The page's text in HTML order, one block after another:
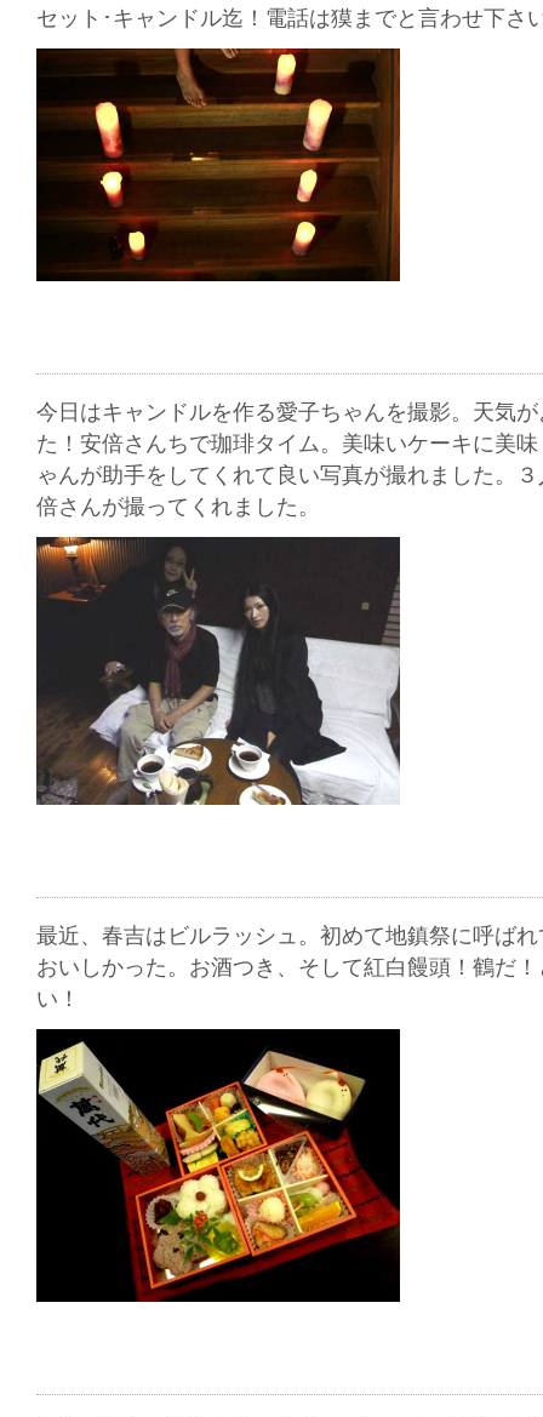
セット･キャンドル迄！電話は獏までと言わせ下さ
今日はキャンドルを作る愛子ちゃんを撮影。天気
た！安倍さんちで珈琲タイム。美味いケーキに美
ゃんが助手をしてくれて良い写真が撮れました。
倍さんが撮ってくれました。
最近、春吉はビルラッシュ。初めて地鎮祭に呼ば
おいしかった。お酒つき、そして紅白饅頭！鶴だ
い！